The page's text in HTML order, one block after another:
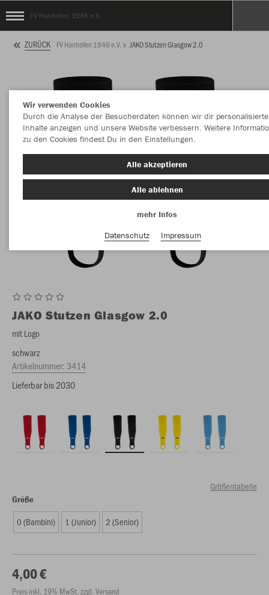
FV Hanhofen 1946 e.V.
ZURÜCK FV Hanhofen 1946 e.V. JAKO Stutzen Glasgow 2.0
JAKO Stutzen Glasgow 2.0
mit Logo
schwarz
Artikelnummer:3414
Lieferbar bis 2030
Größentabelle
Größe
0 (Bambini) 1 (Junior) 2 (Senior)
4,00 €
Preis inkl. 19% MwSt. zzgl. Versand
Wir verwenden Cookies
Durch die Analyse der Besucherdaten können wir dir personalisierte
Inhalte anzeigen und unsere Website verbessern. Weitere
zu den Cookies findest Du in den Einstellungen.
Alle akzeptieren
Alle ablehnen
mehr Infos
Datenschutz
Impressum